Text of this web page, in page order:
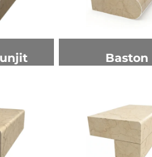
Baston